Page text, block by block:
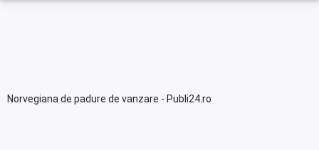
Norvegiana de padure de vanzare - Publi24.ro